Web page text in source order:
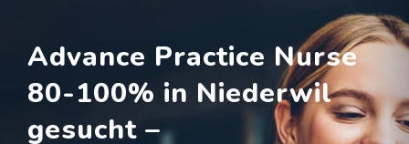
Advance Practice Nurse
80-100% in Niederwil
gesucht –